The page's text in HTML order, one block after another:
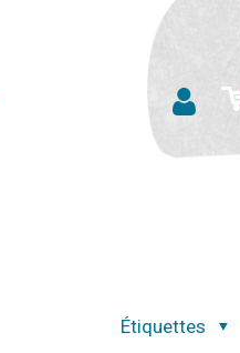
Étiquettes